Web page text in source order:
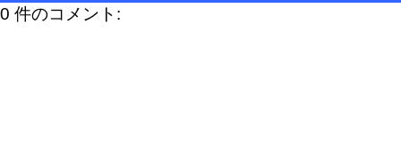
0 件のコメント: